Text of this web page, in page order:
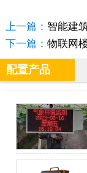
上一篇： 智能建
线连接实时测量
下一篇： 物联网
内空气质量温湿
配置产品